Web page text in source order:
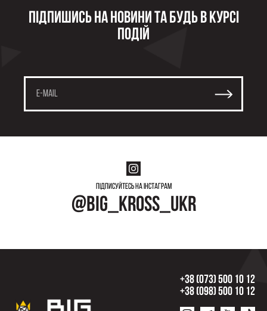
Підпишись на новини та будь в курсі
подій
Підписуйтесь на інстаграм
@big_kross_ukr
+38 (073) 500 10 12
+38 (098) 500 10 12